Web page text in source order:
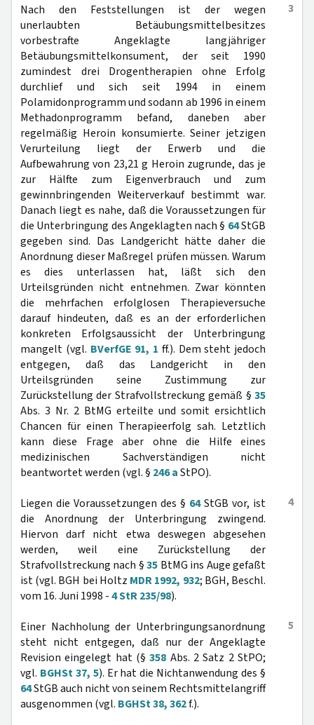
3
Nach den Feststellungen ist der wegen
unerlaubten Betäubungsmittelbesitzes
vorbestrafte Angeklagte langjähriger
Betäubungsmittelkonsument, der seit 1990
zumindest drei Drogentherapien ohne Erfolg
durchlief und sich seit 1994 in einem
Polamidonprogramm und sodann ab 1996 in einem
Methadonprogramm befand, daneben aber
regelmäßig Heroin konsumierte. Seiner jetzigen
Verurteilung liegt der Erwerb und die
Aufbewahrung von 23,21 g Heroin zugrunde, das je
zur Hälfte zum Eigenverbrauch und zum
gewinnbringenden Weiterverkauf bestimmt war.
Danach liegt es nahe, daß die Voraussetzungen für
die Unterbringung des Angeklagten nach § 64StGB
gegeben sind. Das Landgericht hätte daher die
Anordnung dieser Maßregel prüfen müssen. Warum
es dies unterlassen hat, läßt sich den
Urteilsgründen nicht entnehmen. Zwar könnten
die mehrfachen erfolglosen Therapieversuche
darauf hindeuten, daß es an der erforderlichen
konkreten Erfolgsaussicht der Unterbringung
mangelt (vgl. BVerfGE 91, 1 ff.). Dem steht jedoch
entgegen, daß das Landgericht in den
Urteilsgründen seine Zustimmung zur
Zurückstellung der Strafvollstreckung gemäß § 35
Abs. 3 Nr. 2 BtMG erteilte und somit ersichtlich
Chancen für einen Therapieerfolg sah. Letztlich
kann diese Frage aber ohne die Hilfe eines
medizinischen Sachverständigen nicht
beantwortet werden (vgl. § 246 aStPO).
4
Liegen die Voraussetzungen des § 64StGB vor, ist
die Anordnung der Unterbringung zwingend.
Hiervon darf nicht etwa deswegen abgesehen
werden, weil eine Zurückstellung der
Strafvollstreckung nach §35 BtMG ins Auge gefaßt
ist (vgl. BGH bei Holtz MDR 1992, 932; BGH, Beschl.
vom 16. Juni 1998 -4 StR 235/98).
5
Einer Nachholung der Unterbringungsanordnung
steht nicht entgegen, daß nur der Angeklagte
Revision eingelegt hat (§358 Abs. 2 Satz 2 StPO;
vgl. BGHSt 37, 5). Er hat die Nichtanwendung des §
64StGB auch nicht von seinem Rechtsmittelangriff
ausgenommen (vgl. BGHSt 38, 362f.).